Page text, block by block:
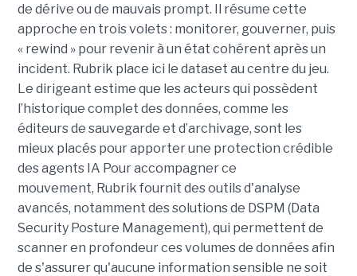
de dérive ou de mauvais prompt. Il résume cette
approche en trois volets : monitorer, gouverner, puis
« rewind » pour revenir à un état cohérent après un
incident. Rubrik place ici le dataset au centre du jeu.
Le dirigeant estime que les acteurs qui possèdent
l’historique complet des données, comme les
éditeurs de sauvegarde et d’archivage, sont les
mieux placés pour apporter une protection crédible
des agents IA Pour accompagner ce
mouvement, Rubrik fournit des outils d'analyse
avancés, notamment des solutions de DSPM (Data
Security Posture Management), qui permettent de
scanner en profondeur ces volumes de données afin
de s'assurer qu'aucune information sensible ne soit